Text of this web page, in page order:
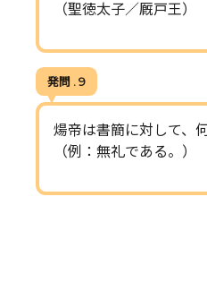
（聖徳太子／厩戸王）
発問 . 9
煬帝は書簡に対して、
（例：無礼である。）